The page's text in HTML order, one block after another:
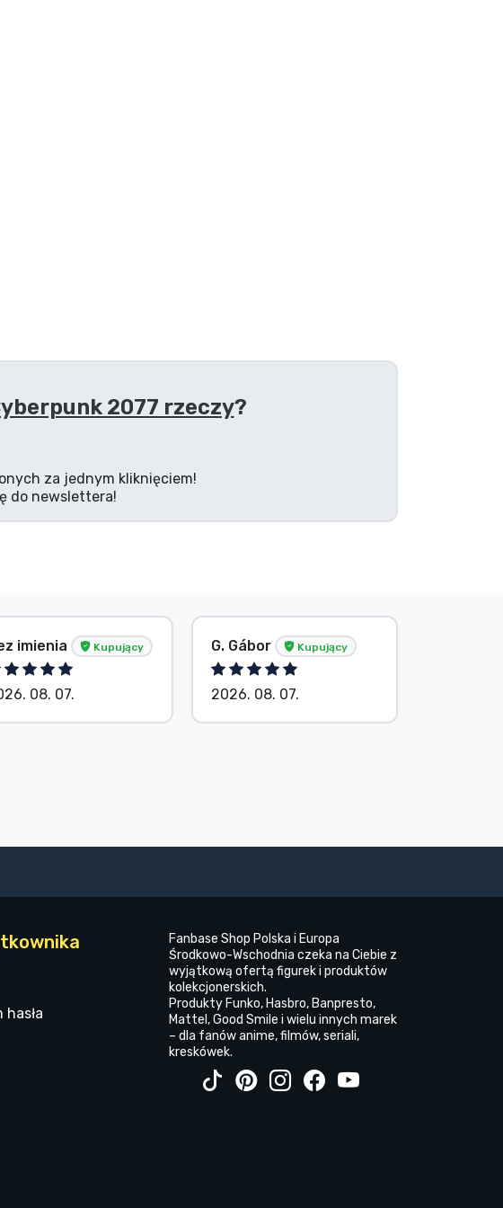
2077 rzeczy?
za jednym kliknięciem!
do newslettera!
imienia Kupujący
08. 07.
G. Gábor Kupujący
2026. 08. 07.
hasła
Fanbase Shop Polska i Europa
Środkowo-Wschodnia czeka na Ciebie z
wyjątkową ofertą figurek i produktów
kolekcjonerskich.
Produkty Funko, Hasbro, Banpresto,
Mattel, Good Smile i wielu innych marek
– dla fanów anime, filmów, seriali,
kreskówek.